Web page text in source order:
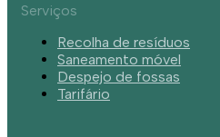
Serviços
Recolha de resíduos
Saneamento móvel
Despejo de fossas
Tarifário